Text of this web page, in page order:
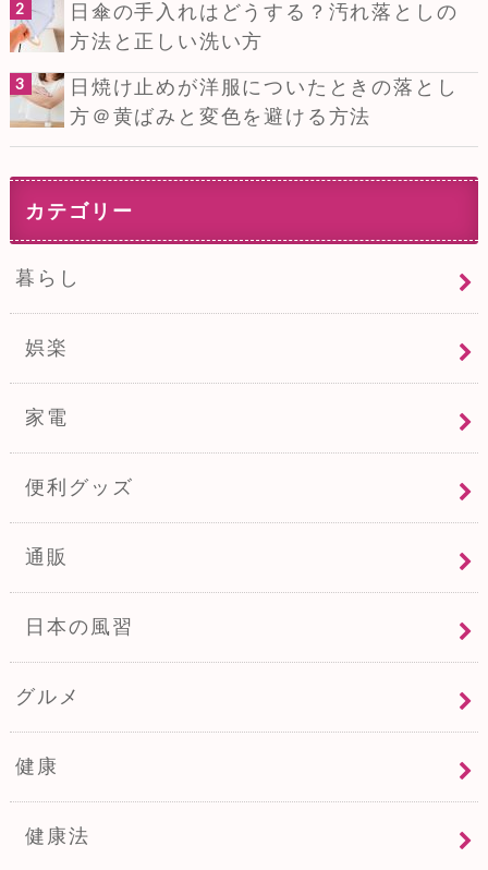
日傘の手入れはどうする？汚れ落としの
方法と正しい洗い方
日焼け止めが洋服についたときの落とし
方＠黄ばみと変色を避ける方法
カテゴリー
暮らし
娯楽
家電
便利グッズ
通販
日本の風習
グルメ
健康
健康法